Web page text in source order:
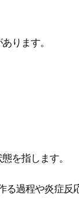
ります。
を指します。
る過程や炎症反